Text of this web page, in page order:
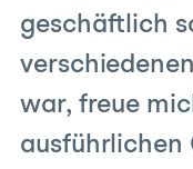
geschäftlich
war, freue